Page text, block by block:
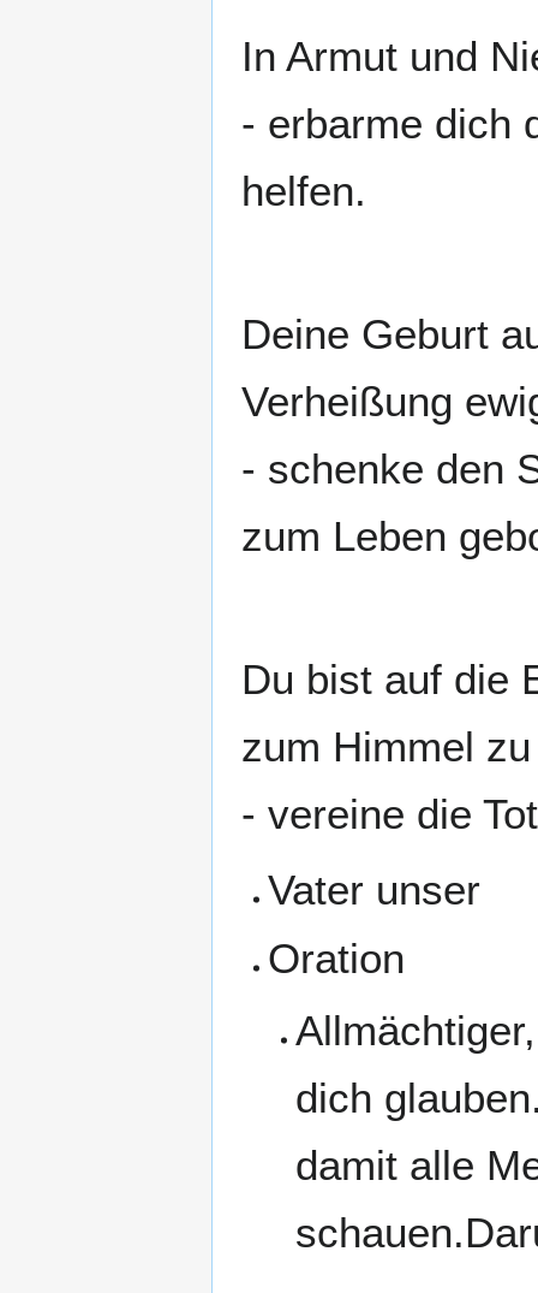
In Armut und
- erbarme dich
helfen.
Deine Geburt
Verheißung
- schenke den
zum Leben
Du bist auf die
zum Himmel
- vereine die
Vater unser
Oration
dich
damit alle